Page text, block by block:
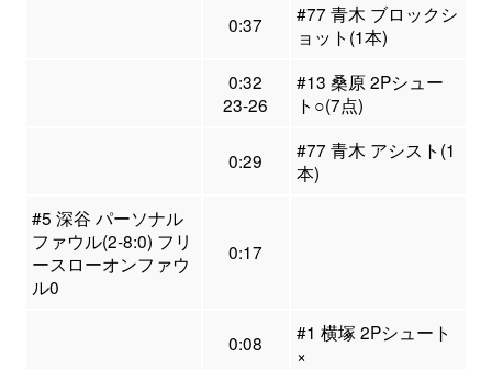
0:37
#77 青木 ブロックシ
ョット(1本)
0:32
23-26
#13 桑原 2Pシュー
ト○(7点)
0:29
#77 青木 アシスト(1
本)
#5 深谷 パーソナル
ファウル(2-8:0) フリ
ースローオンファウ
ル0
0:17
0:08
#1 横塚 2Pシュート
×